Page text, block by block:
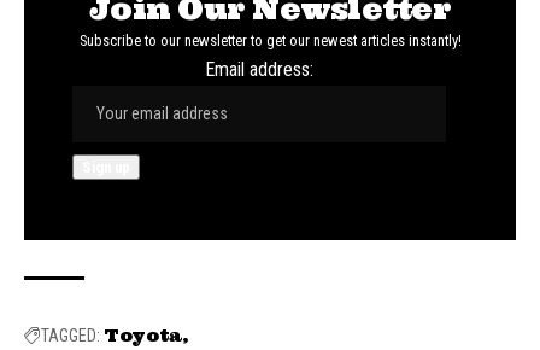
Join Our Newsletter
Subscribe to our newsletter to get our newest articles instantly!
Email address:
TAGGED: Toyota